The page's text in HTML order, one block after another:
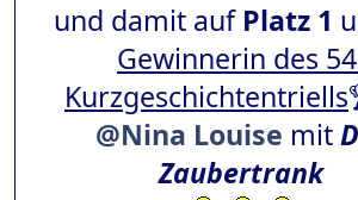
und damit auf Platz 1
Gewinnerin des
Kurzgeschichtentriells
@Nina Louise mit
Zaubertrank